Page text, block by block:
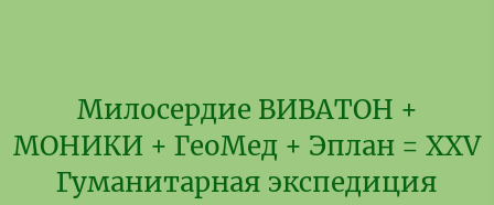
Милосердие ВИВАТОН +
МОНИКИ + ГеоМед + Эплан = XXV
Гуманитарная экспедиция